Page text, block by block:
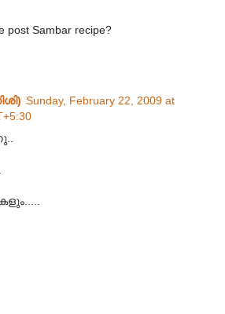
post Sambar recipe?
Sunday, February 22, 2009 at